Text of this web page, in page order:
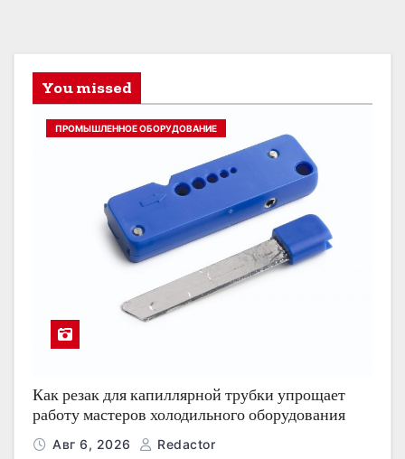
You missed
ПРОМЫШЛЕННОЕ ОБОРУДОВАНИЕ
Как резак для капиллярной трубки упрощает
работу мастеров холодильного оборудования
Авг 6, 2026 Redactor